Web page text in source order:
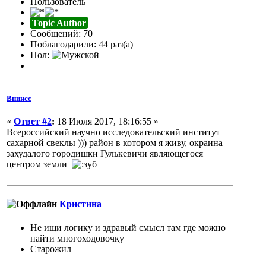
Topic Author
Сообщений: 70
Поблагодарили: 44 раз(а)
Пол:
Вниисс
« Ответ #2: 18 Июля 2017, 18:16:55 »
Всероссийский научно исследовательский институт
сахарной свеклы ))) район в котором я живу, окраина
захудалого городишки Гулькевичи являющегося
центром земли
Кристина
Не ищи логику и здравый смысл там где можно
найти многоходовочку
Старожил